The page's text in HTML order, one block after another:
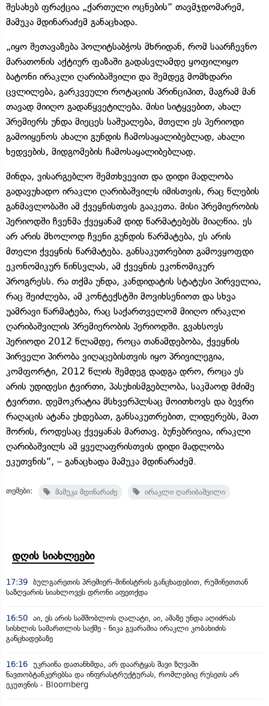
შესახებ ფრაქცია „ქართული ოცნების“ თავმჯდომარემ,
მამუკა მდინარაძემ განაცხადა.
„იყო შეთავაზება პოლიტსაბჭოს მხრიდან, რომ საარჩევნო
მარათონის აქტიურ ფაზაში გადასვლამდე ყოფილიყო
ბატონი ირაკლი ღარიბაშვილი და შემდეგ მომხდარი
ცვლილება, გარკვეული როტაციის პრინციპით, მაგრამ მან
თავად მიიღო გადაწყვეტილება. მისი სიტყვებით, ახალ
პრემიერს უნდა მიეცეს საშუალება, მთელი ეს პერიოდი
გამოიყენოს ახალი გუნდის ჩამოსაყალიბებლად, ახალი
ხედვების, მიდგომების ჩამოსაყალიბებლად.
მინდა, ვისარგებლო შემთხვევით და დიდი მადლობა
გადავუხადო ირაკლი ღარიბაშვილს იმისთვის, რაც წლების
განმავლობაში ამ ქვეყნისთვის გააკეთა. მისი პრემიერობის
პერიოდში ჩვენმა ქვეყანამ დიდ წარმატებებს მიაღწია. ეს
არ არის მხოლოდ ჩვენი გუნდის წარმატება, ეს არის
მთელი ქვეყნის წარმატება. განსაკუთრებით გამოვყოფდი
ეკონომიკურ წინსვლას, ამ ქვეყნის ეკონომიკურ
პროგრესს. რა თქმა უნდა, კანდიდატის სტატუსი პირველია,
რაც შეიძლება, ამ კონტექსტში მოვიხსენიოთ და სხვა
უამრავი წარმატება, რაც საქართველომ მიიღო ირაკლი
ღარიბაშვილის პრემიერობის პერიოდში. გვახსოვს
პერიოდი 2012 წლამდე, როცა თანამდებობა, ქვეყნის
პირველი პირობა ვიღაცებისთვის იყო პრივილეგია,
კომფორტი, 2012 წლის შემდეგ დადგა დრო, როცა ეს
არის უდიდესი ტვირთი, პასუხისმგებლობა, საკმაოდ მძიმე
ტვირთი. დემოკრატია მსხვერპლსაც მოითხოვს და ბევრი
რაღაცის ატანა უხდებათ, განსაკუთრებით, ლიდერებს, მათ
შორის, როდესაც ქვეყანას მართავ. ბუნებრივია, ირაკლი
ღარიბაშვილს ამ ყველაფრისთვის დიდი მადლობა
ეკუთვნის“, – განაცხადა მამუკა მდინარაძემ.
თემები: მამუკა მდინარაძე ირაკლი ღარიბაშვილი
დღის სიახლეები
17:39 ბულგარეთის პრემიერ-მინისტრის განცხადებით, რუმინეთთან
საზღვარის სიახლოვეს დრონი აფეთქდა
16:50 აი, ეს არის სამშობლოს ღალატი, აი, ამაზე უნდა აღიძრას
სისხლის სამართლის საქმე - ნიკა გვარამია ირაკლი კობახიძის
განცხადებაზე
16:16 უკრაინა დათანხმდა, არ დაარტყას შავი ზღვაში
ნავთობტანკერებსა და ინფრასტრუქტურას, რომლებიც რუსეთს არ
ეკუთვნის - Bloomberg